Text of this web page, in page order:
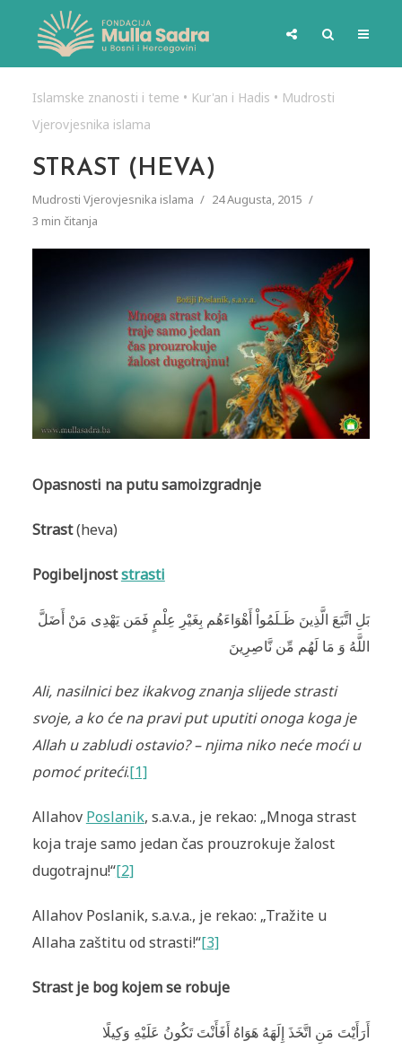
Islamske znanosti i teme • Kur'an i Hadis • Mudrosti
Vjerovjesnika islama
STRAST (HEVA)
Mudrosti Vjerovjesnika islama
24 Augusta, 2015
3 min čitanja
Opasnosti na putu samoizgradnje
Strast(heva)
Pogibeljnoststrasti
بَلِ اتَّبَعَ الَّذِينَ ظَـلَمُواْ أَهْوَاءَهُم بِغَيْرِ عِلْمٍ فَمَن يَهْدِى مَنْ أَضَلَّ
اللَّهُ وَ مَا لَهُم مِّن نَّاصِرِينَ
Ali, nasilnici bez ikakvog znanja slijede strasti
svoje, a ko će na pravi put uputiti onoga koga je
Allah u zabludi ostavio? – njima niko neće moći u
pomoć priteći.[1]
Allahov Poslanik, s.a.v.a., je rekao: „Mnoga strast
koja traje samo jedan čas prouzrokuje žalost
dugotrajnu!“[2]
Allahov Poslanik, s.a.v.a., je rekao: „Tražite u
Allaha zaštitu od strasti!“[3]
Strast je bog kojem se robuje
أَرَأَيْتَ مَنِ اتَّخَذَ إِلَهَهُ هَوَاهُ أَفَأَنْتَ تَكُونُ عَلَيْهِ وَكِيلًا